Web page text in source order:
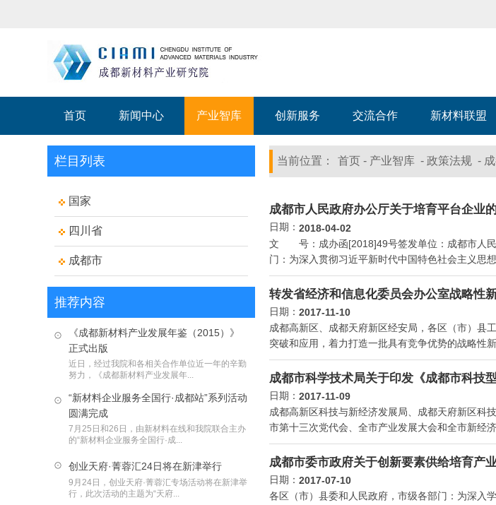
首页 新闻中心 产业智库 创新服务 交流合作 新材料联盟
栏目列表
国家
四川省
成都市
推荐内容
《成都新材料产业发展年鉴（2015）》
正式出版
近日，经过我院和各相关合作单位近一年的辛勤
努力，《成都新材料产业发展年...
“新材料企业服务全国行·成都站”系列活动
圆满完成
7月25日和26日，由新材料在线和我院联合主办
的“新材料企业服务全国行·成...
创业天府·菁蓉汇24日将在新津举行
9月24日，创业天府·菁蓉汇专场活动将在新津举
行，此次活动的主题为“天府...
当前位置： 首页 - 产业智库 -政策法规 -
成都市人民政府办公厅关于培育平台企业
日期：2018-04-02
文 号：成办函[2018]49号签发单位：成都市人民
门：为深入贯彻习近平新时代中国特色社会主义思
转发省经济和信息化委员会办公室战略性
日期：2017-11-10
成都高新区、成都天府新区经安局，各区（市）县
突破和应用，着力打造一批具有竞争优势的战略性
成都市科学技术局关于印发《成都市科技
日期：2017-11-09
成都高新区科技与新经济发展局、成都天府新区科
市第十三次党代会、全市产业发展大会和全市新经
成都市委市政府关于创新要素供给培育产
日期：2017-07-10
各区（市）县委和人民政府，市级各部门：为深入